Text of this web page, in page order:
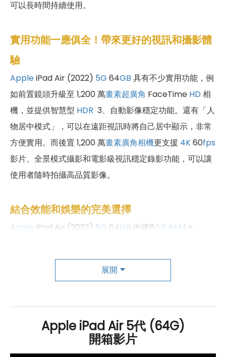
可以長時間持續使用。
實用功能一應俱全！帶來更好的視訊和攝影體
驗
AppleiPad Air (2022) 5G 64GB 具有不少實用功能，例
如前置鏡頭升級至 1,200 萬畫素超廣角 FaceTime HD 相
機，並提供智慧型 HDR 3、自動影像穩定功能。還有「人
物居中模式」，可以在遠距視訊時將自己居中顯示，非常
方便實用。而後置 1,200 萬畫素廣角相機更支援 4K60fps
影片、全景模式攝影和電影級視訊穩定錄影功能，可以讓
使用者隨時拍攝高品質影像。
結合效能和娛樂的完美選擇
Apple iPad Air (2022) 5G 64GB 內建8GB RAM +
功能。也可以搭配第二代ApplePencil 和巧控鍵
盤使用，方便繪圖和筆記。綜合以上的優點，這款 iPad
是娛樂都能夠滿足使用者的需求。
Apple iPad Air (2022) 5G 64GB 規格特
展開
Apple iPad Air 5代 (64G)
開箱影片